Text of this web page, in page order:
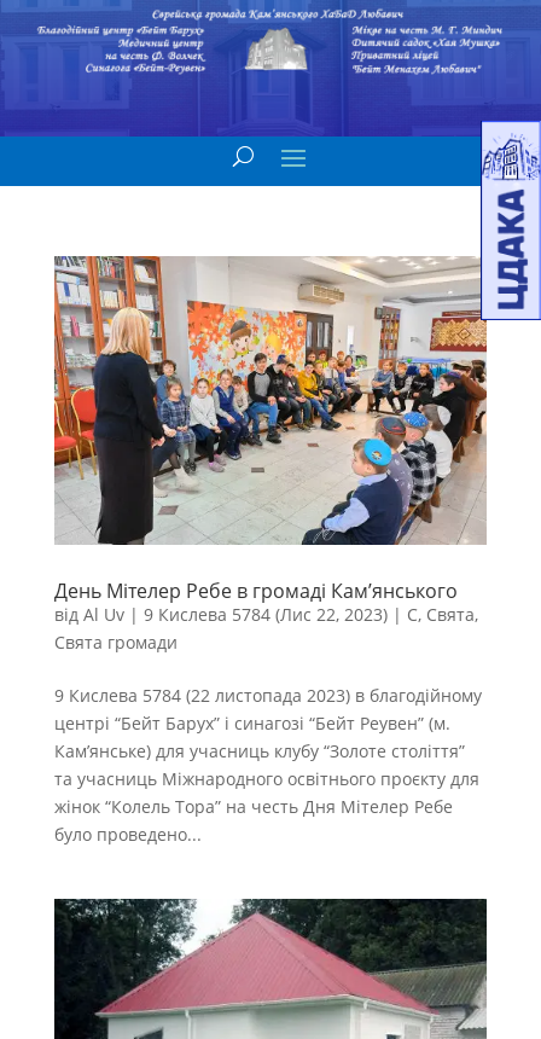
День Мітелер Ребе в громаді Кам’янського
від Al Uv| 9 Кислева 5784 (Лис 22, 2023)| С, Свята,
Свята громади
9 Кислева 5784 (22 листопада 2023) в благодійному
центрі “Бейт Барух” і синагозі “Бейт Реувен” (м.
Кам’янське) для учасниць клубу “Золоте століття”
та учасниць Міжнародного освітнього проєкту для
жінок “Колель Тора” на честь Дня Мітелер Ребе
було проведено...